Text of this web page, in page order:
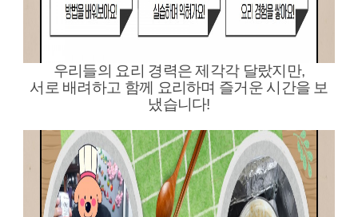
우리들의 요리 경력은 제각각 달랐지만,
서로 배려하고 함께 요리하며 즐거운 시간을 보
냈습니다!